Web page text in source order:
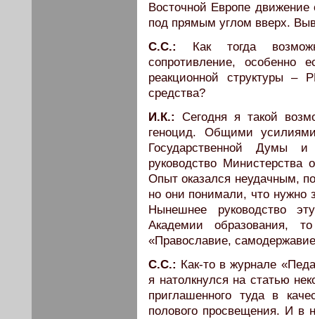
Восточной Европе
под прямым углом вверх.
С.С.:
Как тогда
сопротивление, особенно
реакционной структуры
средства?
И.К.: Сегодня я такой
геноцид. Общими
Государственной Думы и
руководство
Опыт оказался неудачным,
но они понимали, что нужно
Нынешнее руководство
Академии образования,
«Православие,
С.С.: Как-то в журнале
я натолкнулся на статью
приглашенного туда в
полового просвещения. И в